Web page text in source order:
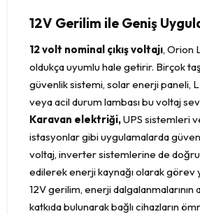
12V Gerilim ile Geniş
12 volt nominal çıkış voltajı, Orion
oldukça uyumlu hale getirir. Birçok
güvenlik sistemi, solar enerji paneli,
veya acil durum lambası bu voltaj
Karavan elektriği,UPS sistemleri
istasyonlar gibi uygulamalarda
voltaj, inverter sistemlerine de
edilerek enerji kaynağı olarak görev
12V gerilim, enerji dalgalanmalarının
katkıda bulunarak bağlı cihazların